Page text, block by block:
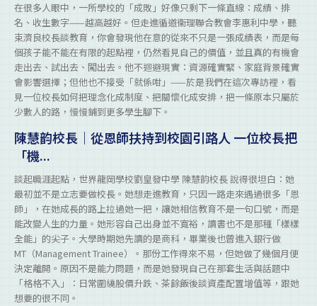
在很多人眼中，一所學校的「成敗」好像只剩下一條直線：成績、排
名、收生數字——越高越好。但走進循道衞理聯合教會李惠利中學，聽
束濟良校長談教育，你會發現他在意的從來不只是一張成績表，而是每
個孩子能不能在有限的起點裡，仍然看見自己的價值，並且真的有機會
走出去、試出去、闖出去。他不迴避現實：資源確實緊、家庭背景確實
會影響選擇；但他也不接受「就係咁」——於是我們在這次專訪裡，看
見一位校長如何把理念化成制度、把關懷化成安排，把一條原本只屬於
少數人的路，慢慢鋪到更多學生腳下。
陳慧韵校長｜從恩師扶持到校園引路人 一位校長把
「機...
談起職涯起點，世界龍岡學校劉皇發中學 陳慧韵校長 說得很坦白：她
最初並不是立志要做校長。她想走進教育，只因一路走來遇過很多「恩
師」，在她成長的路上拉過她一把，讓她相信教育不是一句口號，而是
能改變人生的力量。她形容自己出身並不寬裕，讀書也不是那種「樣樣
全能」的尖子。大學時期她先讀的是商科，畢業後也曾進入銀行做
MT（Management Trainee）。那份工作得來不易，但她做了幾個月便
決定離開。原因不是能力問題，而是她發現自己在那套生活與話題中
「格格不入」：日常圍繞股價升跌、茶餘飯後談資產配置增值等，跟她
想要的很不同。